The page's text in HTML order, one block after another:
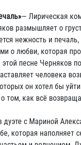
— Лирическая
размышляет о
нежность и
о любви, которая
песне Черняков
человека
он хотел бы
том, как всё
дуэте с Мариной
которая наполняет